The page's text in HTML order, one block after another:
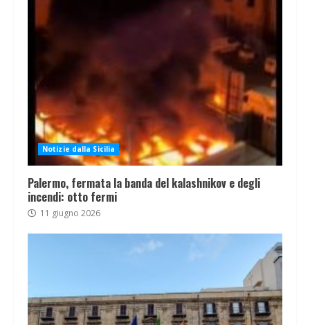
Notizie dalla Sicilia
Palermo, fermata la banda del kalashnikov e degli
incendi: otto fermi
11 giugno 2026